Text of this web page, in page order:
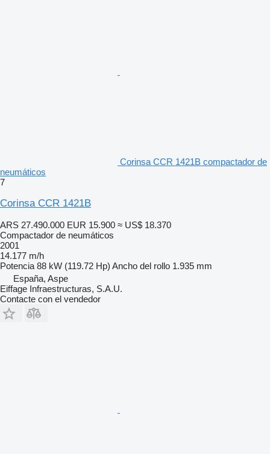
Corinsa CCR 1421B compactador de
neumáticos
7
Corinsa CCR 1421B
ARS 27.490.000 EUR 15.900 ≈ US$ 18.370
Compactador de neumáticos
2001
14.177 m/h
Potencia 88 kW (119.72 Hp) Ancho del rollo 1.935 mm
España, Aspe
Eiffage Infraestructuras, S.A.U.
Contacte con el vendedor